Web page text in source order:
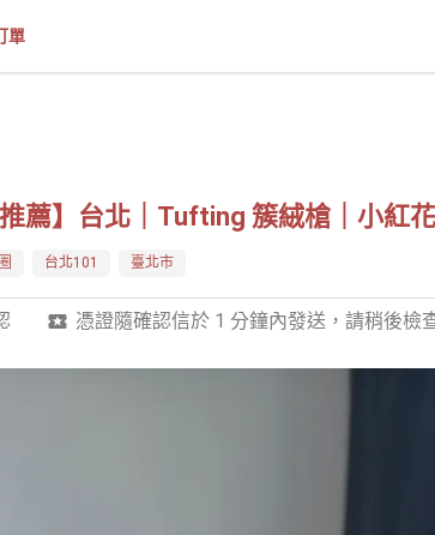
單
推薦】台北｜Tufting 簇絨槍｜小紅
台北101 臺北市
憑證隨確認信於 1 分鐘內發送，請稍後檢